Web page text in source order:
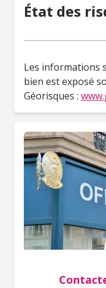
État des
Les informations
bien est exposé
Géorisques :